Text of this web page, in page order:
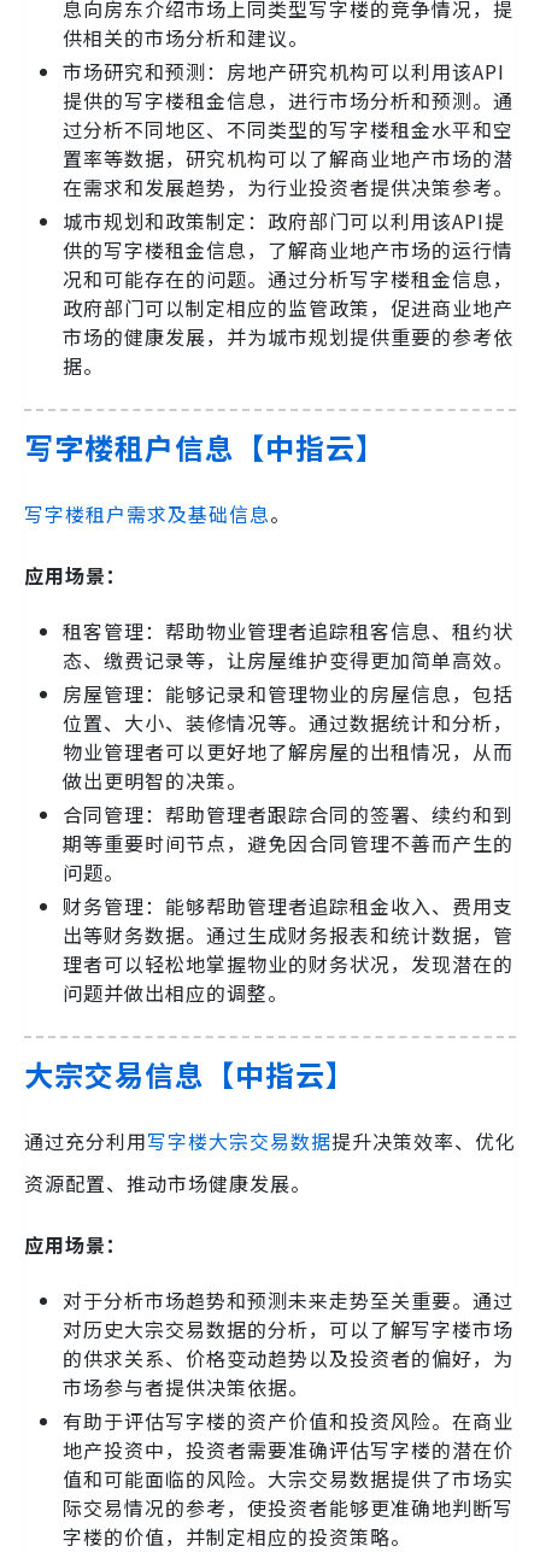
息向房东介绍市场上同类型写字楼的竞争情况，提
供相关的市场分析和建议。
市场研究和预测：房地产研究机构可以利用该API
提供的写字楼租金信息，进行市场分析和预测。通
过分析不同地区、不同类型的写字楼租金水平和空
置率等数据，研究机构可以了解商业地产市场的潜
在需求和发展趋势，为行业投资者提供决策参考。
城市规划和政策制定：政府部门可以利用该API提
供的写字楼租金信息，了解商业地产市场的运行情
况和可能存在的问题。通过分析写字楼租金信息，
政府部门可以制定相应的监管政策，促进商业地产
市场的健康发展，并为城市规划提供重要的参考依
据。
写字楼租户信息【中指云】
写字楼租户需求及基础信息。
应用场景：
租客管理：帮助物业管理者追踪租客信息、租约状
态、缴费记录等，让房屋维护变得更加简单高效。
房屋管理：能够记录和管理物业的房屋信息，包括
位置、大小、装修情况等。通过数据统计和分析，
物业管理者可以更好地了解房屋的出租情况，从而
做出更明智的决策。
合同管理：帮助管理者跟踪合同的签署、续约和到
期等重要时间节点，避免因合同管理不善而产生的
问题。
财务管理：能够帮助管理者追踪租金收入、费用支
出等财务数据。通过生成财务报表和统计数据，管
理者可以轻松地掌握物业的财务状况，发现潜在的
问题并做出相应的调整。
大宗交易信息【中指云】
通过充分利用写字楼大宗交易数据提升决策效率、优化
资源配置、推动市场健康发展。
应用场景：
对于分析市场趋势和预测未来走势至关重要。通过
对历史大宗交易数据的分析，可以了解写字楼市场
的供求关系、价格变动趋势以及投资者的偏好，为
市场参与者提供决策依据。
有助于评估写字楼的资产价值和投资风险。在商业
地产投资中，投资者需要准确评估写字楼的潜在价
值和可能面临的风险。大宗交易数据提供了市场实
际交易情况的参考，使投资者能够更准确地判断写
字楼的价值，并制定相应的投资策略。